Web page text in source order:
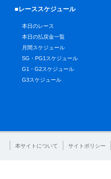
■レーススケジュール
本日のレース
本日の払戻金一覧
月間スケジュール
SG・PG1スケジュール
G1・G2スケジュール
G3スケジュール
本サイトについて サイトポリシー